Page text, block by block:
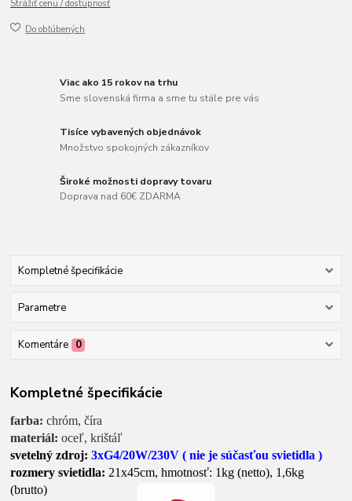
Strážiť cenu / dostupnosť
Do obľúbených
Viac ako 15 rokov na trhu
Sme slovenská firma a sme tu stále pre vás
Tisíce vybavených objednávok
Množstvo spokojných zákazníkov
Široké možnosti dopravy tovaru
Doprava nad 60€ ZDARMA
Kompletné špecifikácie
Parametre
Komentáre 0
Kompletné špecifikácie
farba: chróm, číra
materiál: oceľ, krištáľ
svetelný zdroj: 3xG4/20W/230V( nie je súčasťou svietidla )
rozmery svietidla: 21x45cm, hmotnosť: 1kg (netto), 1,6kg
(brutto)